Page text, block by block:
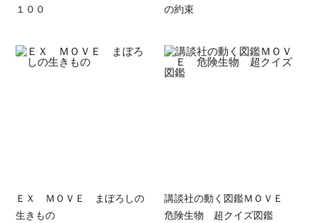
１００
の約束
ＥＸ ＭＯＶＥ まぼろしの
生きもの
講談社の動く図鑑ＭＯＶＥ
危険生物 超クイズ図鑑